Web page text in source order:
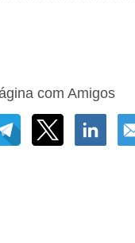
com Amigos